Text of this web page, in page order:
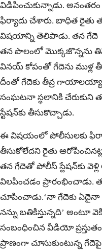
విడిపించుకున్నాడు.
ఫిర్యాదు చేశారు. బాధిత రైతు
విషయాన్ని తెలిపాడు. తన గేదె
తన పొలంలో మొక్కజొన్నను
వినయ్ కోపంతో గేదెను ముళ్ల
దీంతో గేదెకు తీవ్ర
సంఘటనా స్థలానికి చేరుకుని
స్టేషన్‌కు తీసుకొచ్చాడు.
ఈ విషయంలో పోలీసులకు
తీసుకోలేదని రైతు
తన గేదెతో పోలీస్ స్టేషన్‌కు
విలపించడం ప్రారంభించాడు.
చూపించాడు.‘నా గేదెకు
నన్ను బతికిస్తున్నది’
సంబంధించిన వీడియో
ప్రాణంగా చూసుకుంటున్న